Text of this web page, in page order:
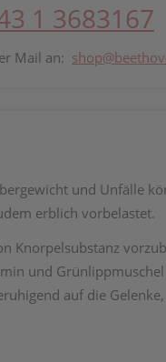
1 3683167
Mail an:
und Unfälle
erblich vorbelastet.
Knorpelsubstanz
und
auf die